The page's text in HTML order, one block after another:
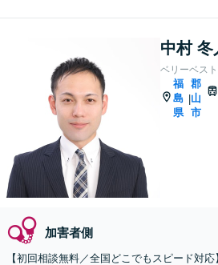
中村 冬
ベリーベス
福
島
県
|
郡
山
市
加害者側
【初回相談無料／全国どこでもスピード対